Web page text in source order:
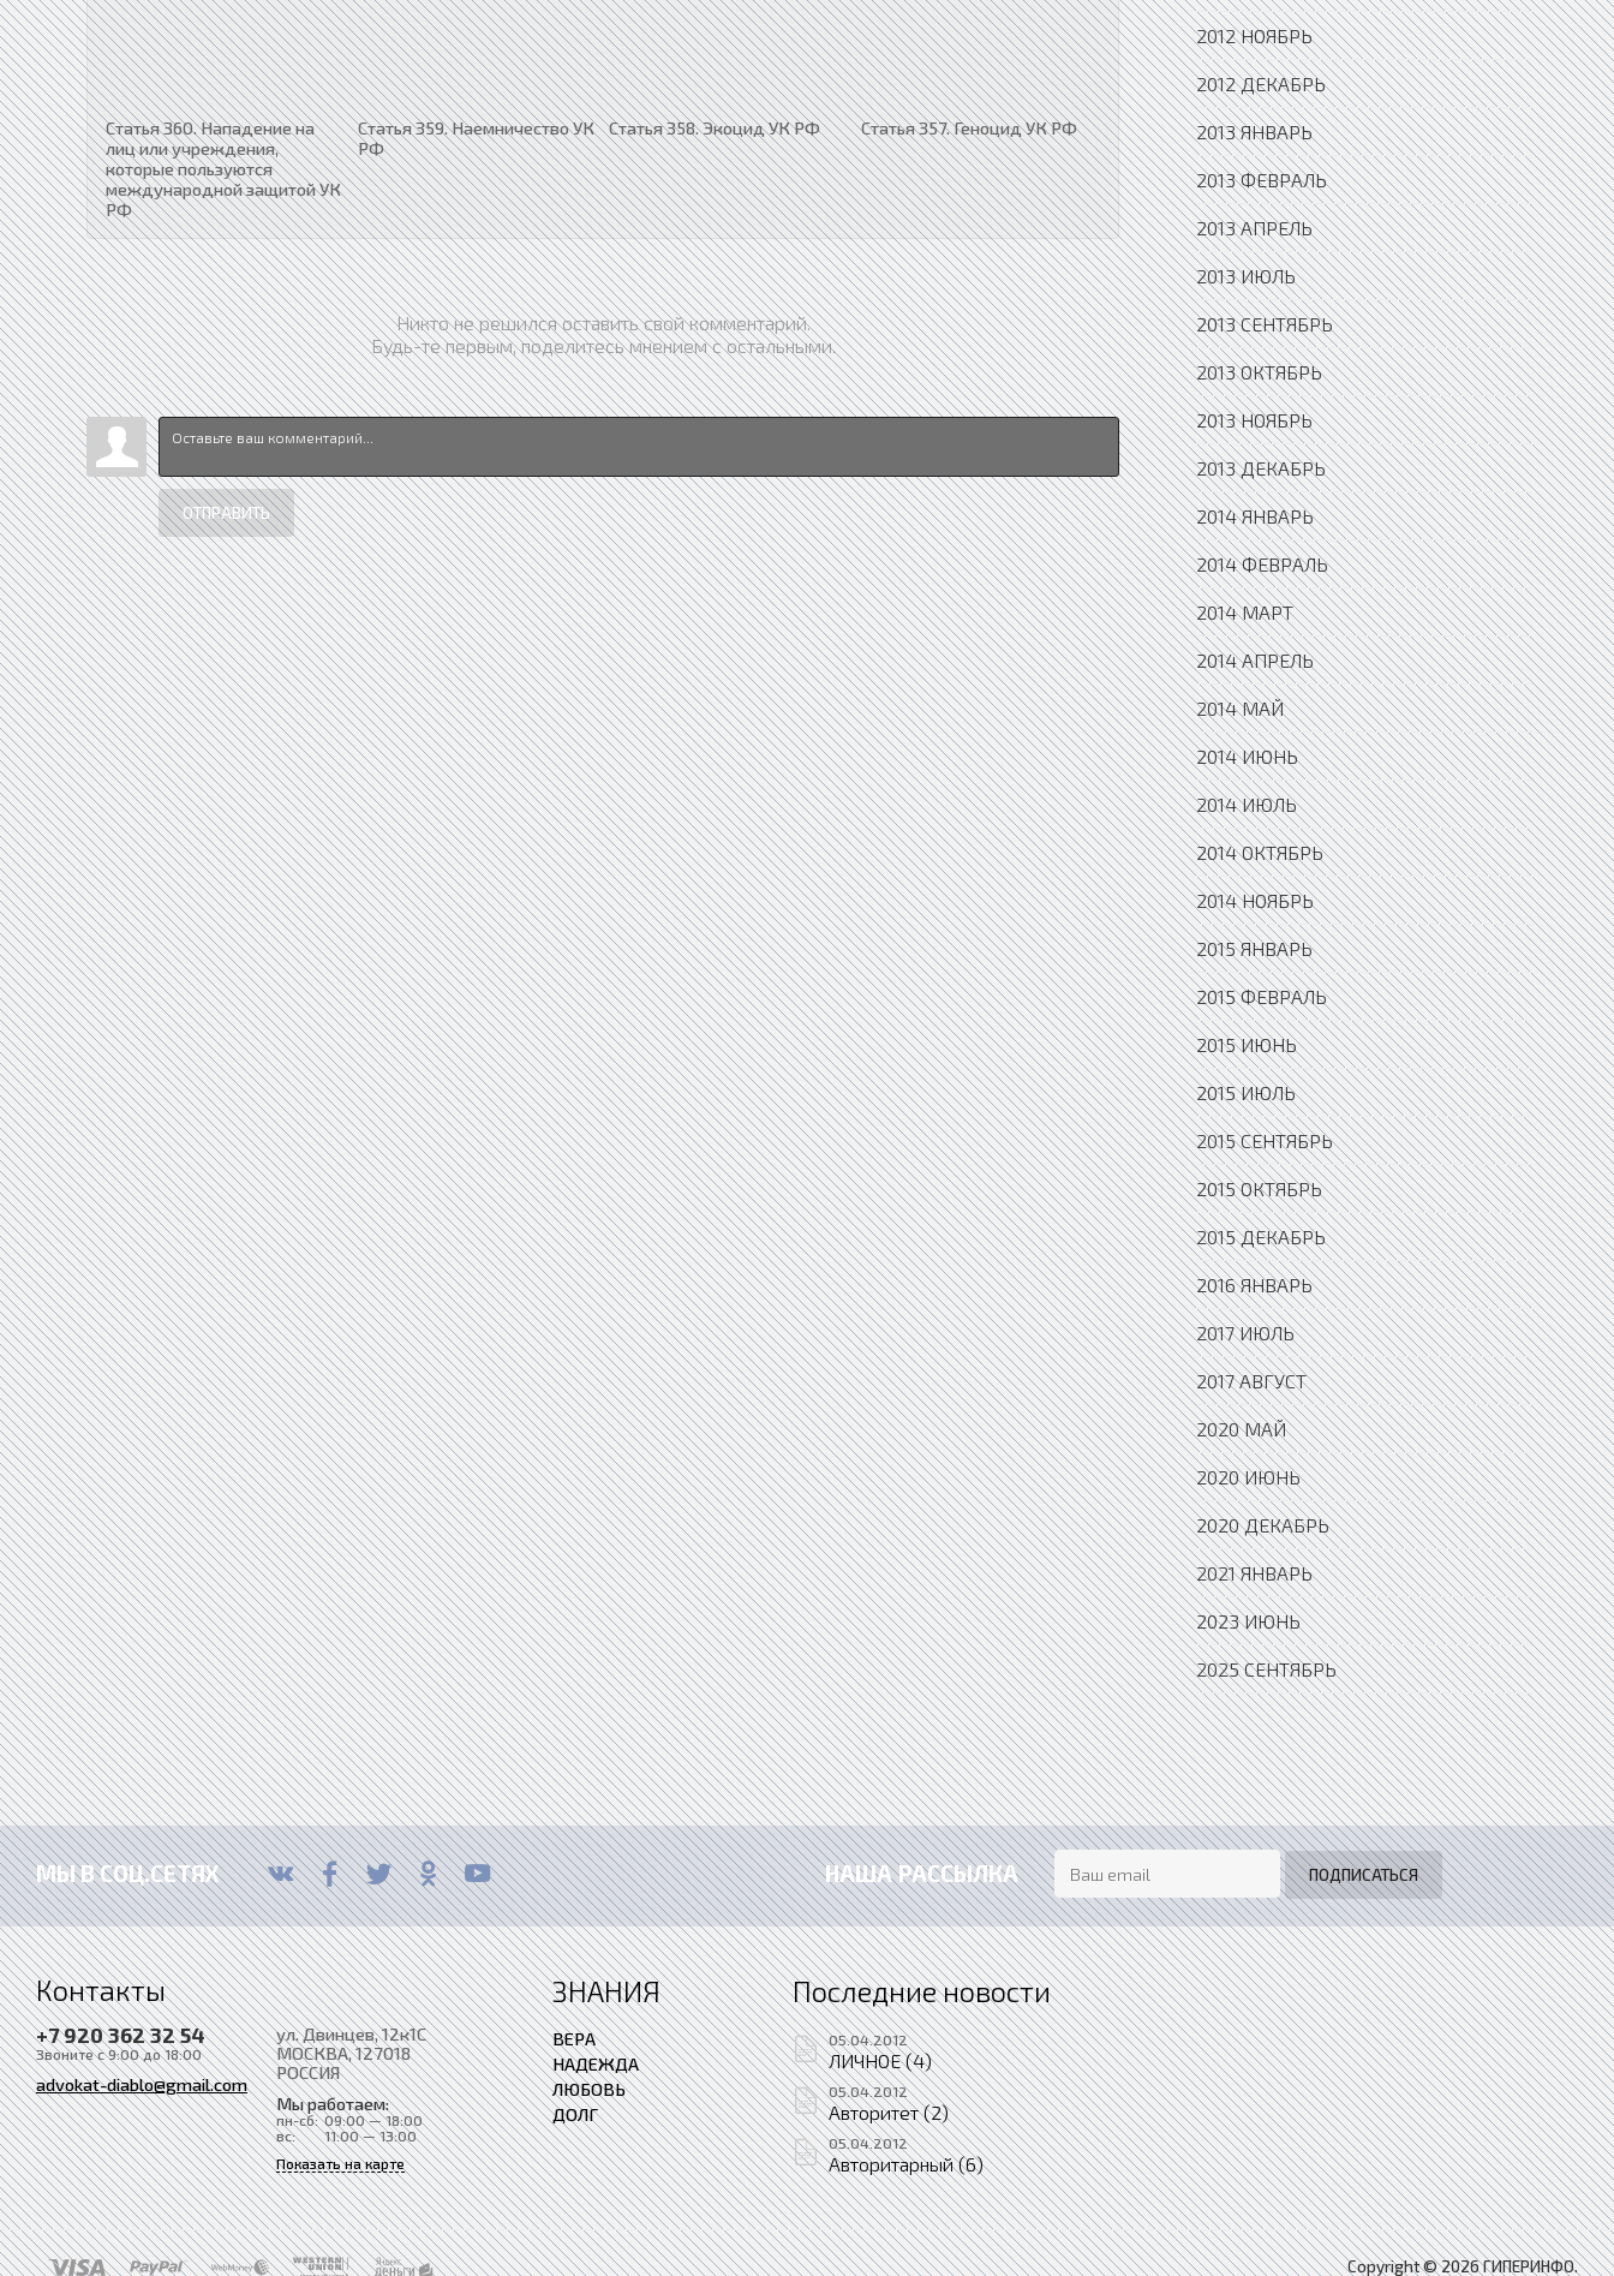
Статья 360. Нападение на
лиц или учреждения,
которые пользуются
международной защитой УК
РФ
Статья 359. Наемничество УК
РФ
Статья 358. Экоцид УК РФ Статья 357. Геноцид УК РФ
Никто не решился оставить свой комментарий.
Будь-те первым, поделитесь мнением с остальными.
ОТПРАВИТЬ
2012 НОЯБРЬ
2012 ДЕКАБРЬ
2013 ЯНВАРЬ
2013 ФЕВРАЛЬ
2013 АПРЕЛЬ
2013 ИЮЛЬ
2013 СЕНТЯБРЬ
2013 ОКТЯБРЬ
2013 НОЯБРЬ
2013 ДЕКАБРЬ
2014 ЯНВАРЬ
2014 ФЕВРАЛЬ
2014 МАРТ
2014 АПРЕЛЬ
2014 МАЙ
2014 ИЮНЬ
2014 ИЮЛЬ
2014 ОКТЯБРЬ
2014 НОЯБРЬ
2015 ЯНВАРЬ
2015 ФЕВРАЛЬ
2015 ИЮНЬ
2015 ИЮЛЬ
2015 СЕНТЯБРЬ
2015 ОКТЯБРЬ
2015 ДЕКАБРЬ
2016 ЯНВАРЬ
2017 ИЮЛЬ
2017 АВГУСТ
2020 МАЙ
2020 ИЮНЬ
2020 ДЕКАБРЬ
2021 ЯНВАРЬ
2023 ИЮНЬ
2025 СЕНТЯБРЬ
МЫ В СОЦ.СЕТЯХ НАША РАССЫЛКА
Контакты
+7 920 362 32 54
Звоните с 9:00 до 18:00
advokat-diablo@gmail.com
ул. Двинцев, 12к1С
МОСКВА, 127018
РОССИЯ
Мы работаем:
пн-сб: 09:00 — 18:00
вс:
11:00 — 13:00
Показать на карте
ЗНАНИЯ
ВЕРА
НАДЕЖДА
ЛЮБОВЬ
ДОЛГ
Последние новости
05.04.2012
ЛИЧНОЕ (4)
05.04.2012
Авторитет (2)
05.04.2012
Авторитарный (6)
Copyright © 2026 ГИПЕРИНФО.